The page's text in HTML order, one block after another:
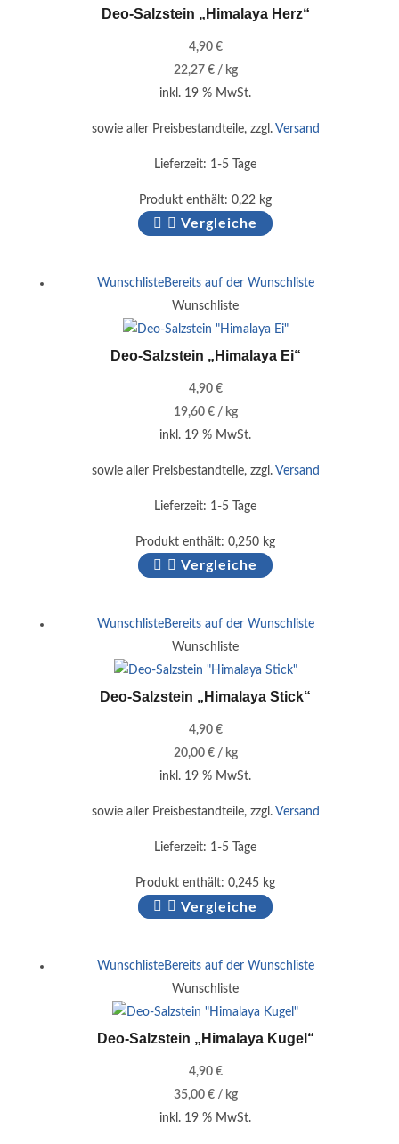
Deo-Salzstein „Himalaya Herz“
4,90 €
22,27 €/ kg
inkl. 19 % MwSt.
sowie aller Preisbestandteile, zzgl. Versand
Lieferzeit: 1-5 Tage
Produkt enthält: 0,22 kg
Vergleiche
WunschlisteBereits auf der Wunschliste
Wunschliste
Deo-Salzstein „Himalaya Ei“
4,90 €
19,60 €/ kg
inkl. 19 % MwSt.
sowie aller Preisbestandteile, zzgl. Versand
Lieferzeit: 1-5 Tage
Produkt enthält: 0,250 kg
Vergleiche
WunschlisteBereits auf der Wunschliste
Wunschliste
Deo-Salzstein „Himalaya Stick“
4,90 €
20,00 €/ kg
inkl. 19 % MwSt.
sowie aller Preisbestandteile, zzgl. Versand
Lieferzeit: 1-5 Tage
Produkt enthält: 0,245 kg
Vergleiche
WunschlisteBereits auf der Wunschliste
Wunschliste
Deo-Salzstein „Himalaya Kugel“
4,90 €
35,00 €/ kg
inkl. 19 % MwSt.